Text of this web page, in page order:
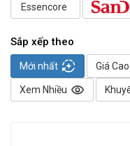
Essencore
Sắp xếp theo
Mới nhất auto_mode Giá
Xem Nhiều visibility